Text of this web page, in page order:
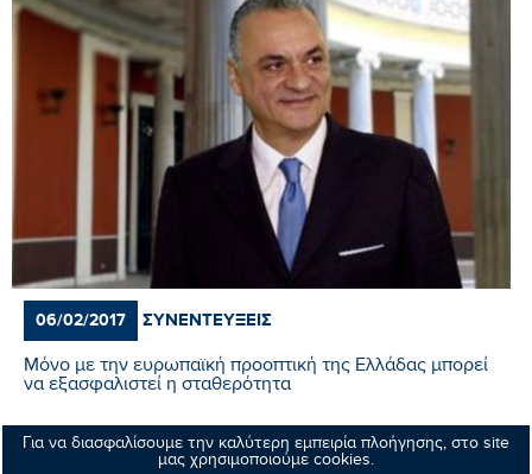
Για να διασφαλίσουμε την καλύτερη εμπειρία πλοήγησης, στο site
μας χρησιμοποιούμε cookies.
06/02/2017 ΣΥΝΕΝΤΕΎΞΕΙΣ
Μόνο με την ευρωπαϊκή προοπτική της Ελλάδας μπορεί
να εξασφαλιστεί η σταθερότητα
Περισσότερα